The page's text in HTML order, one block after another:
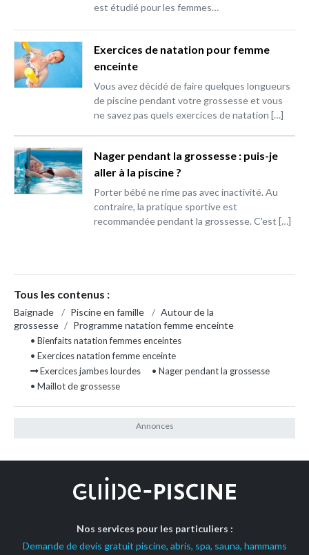
est étudié pour les femmes…
Exercices de natation pour femme
enceinte
Vous avez décidé de faire quelques longueurs
de piscine pendant votre grossesse et vous
ne savez pas quels exercices de natation […]
Nager pendant la grossesse : puis-je
aller à la piscine ?
Porter bébé ne rime pas avec inactivité. Au
contraire, la pratique sportive est
recommandée pendant la grossesse. C'est […]
Tous les contenus :
Baignade / Piscine en famille / Autour de la
grossesse / Programme natation femme enceinte
• Bienfaits natation femmes enceintes
• Exercices natation femme enceinte
Exercices jambes lourdes
• Nager pendant la grossesse
• Maillot de grossesse
Nos services pour les particuliers :
Demande de devis gratuit piscine, abris, spa, sauna, hammams